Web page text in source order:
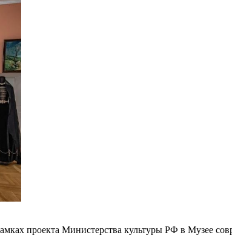
проекта Министерства культуры РФ в Музее